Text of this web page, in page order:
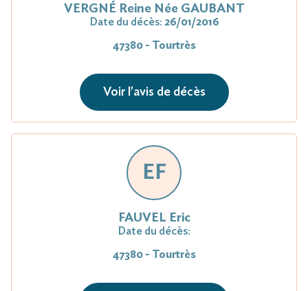
VERGNÉ Reine Née GAUBANT
Date du décès: 26/01/2016
47380 - Tourtrès
Voir l'avis de décès
EF
FAUVEL Eric
Date du décès:
47380 - Tourtrès